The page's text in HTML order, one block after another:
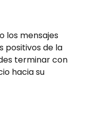
los mensajes
positivos de la
terminar con
hacia su